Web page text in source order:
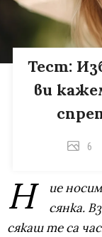
Тест:
ви
6
Н
ие
сянка.
сякаш те са